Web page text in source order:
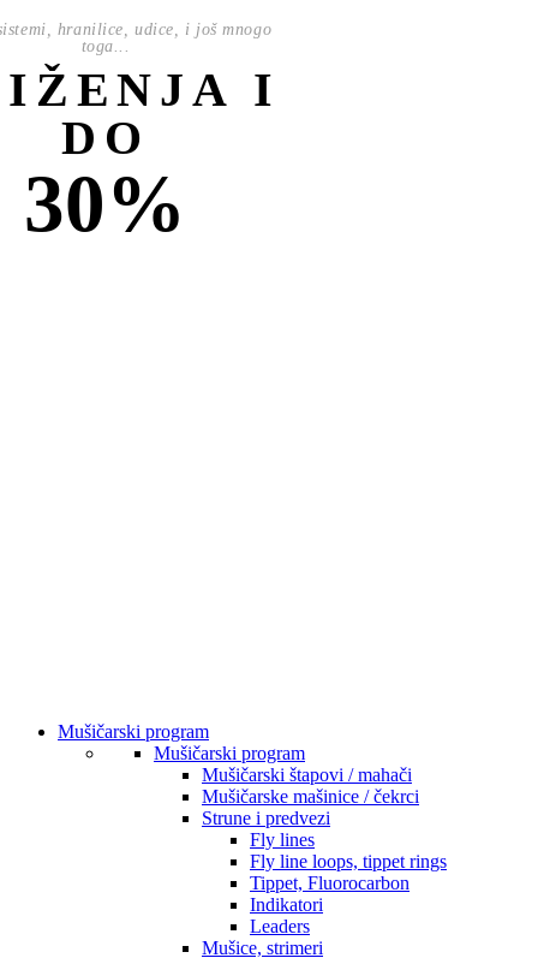
hranilice, udice, i još mnogo
toga...
I
DO
30%
Mušičarski program
Mušičarski program
Mušičarski štapovi / mahači
Mušičarske mašinice / čekrci
Strune i predvezi
Fly lines
Fly line loops, tippet rings
Tippet, Fluorocarbon
Indikatori
Leaders
Mušice, strimeri